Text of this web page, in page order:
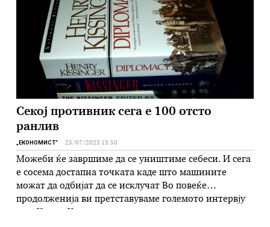
Секој противник сега е 100 отсто
ранлив
„ЕКОНОМИСТ“ 25/07/2023 13:50
Можеби ќе завршиме да се уништиме себеси. И сега
е сосема достапна точката каде што машините
можат да одбијат да се исклучат Во повеќе
продолженија ви претставуваме големото интервју